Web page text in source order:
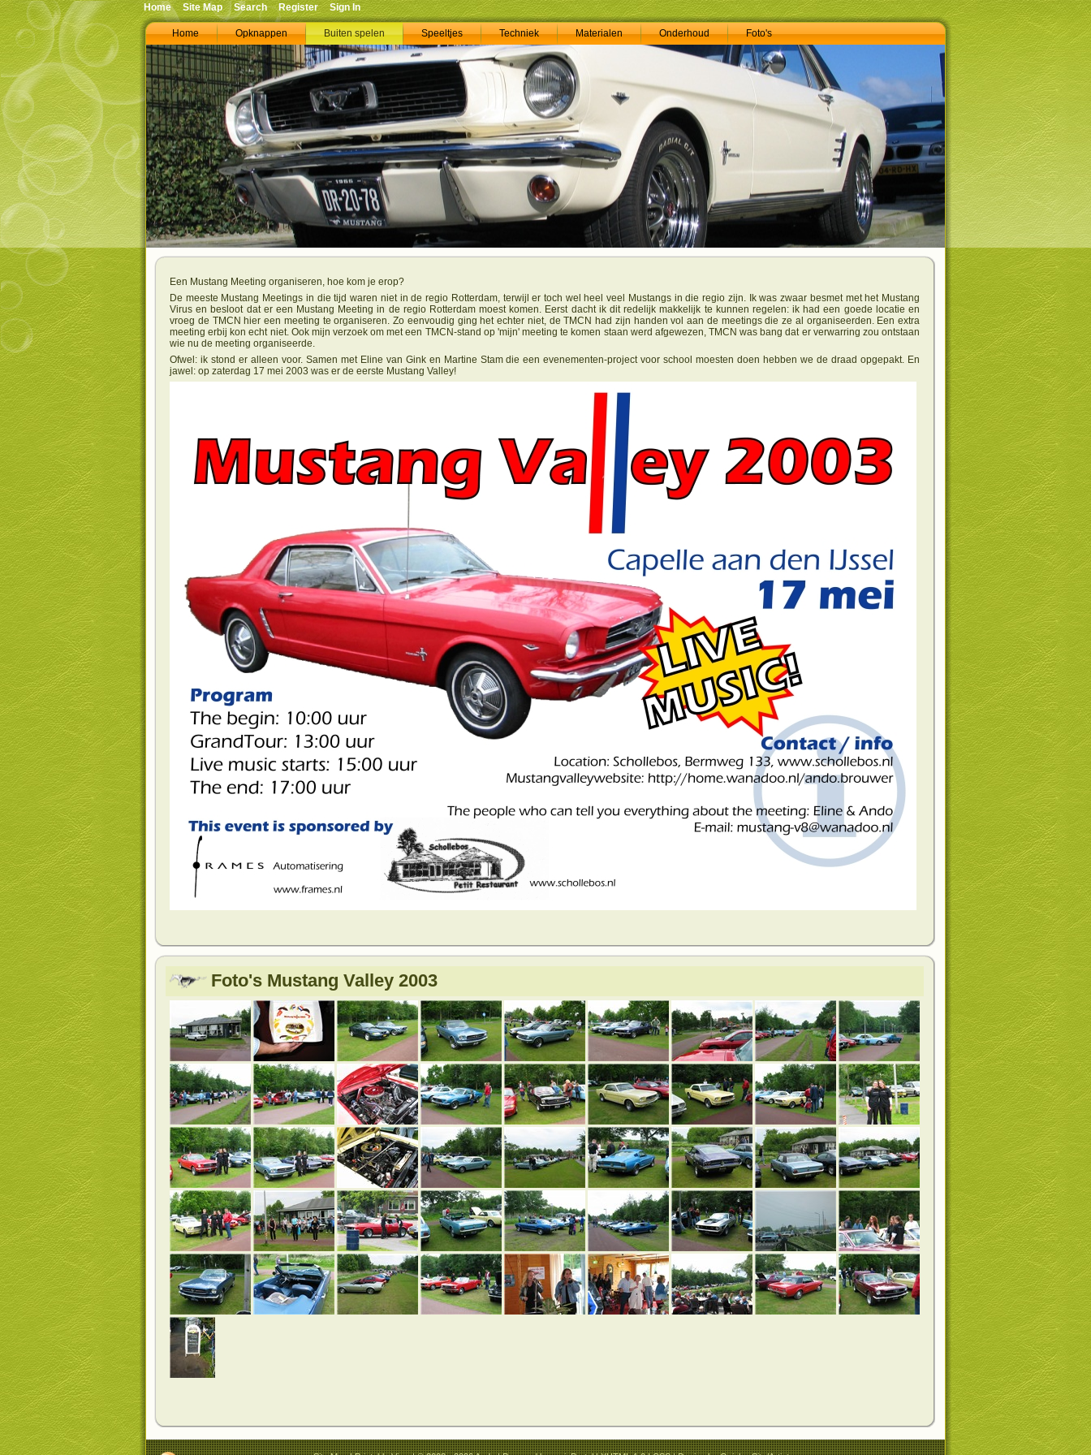
Home Opknappen Buiten spelen Speeltjes Techniek Materialen Onderhoud Foto's
Een Mustang Meeting organiseren, hoe kom je erop?
De meeste Mustang Meetings in die tijd waren niet in de regio Rotterdam, terwijl er toch wel heel veel Mustangs in die regio zijn. Ik was zwaar besmet met het Mustang
Virus en besloot dat er een Mustang Meeting in de regio Rotterdam moest komen. Eerst dacht ik dit redelijk makkelijk te kunnen regelen: ik had een goede locatie en
vroeg de TMCN hier een meeting te organiseren. Zo eenvoudig ging het echter niet, de TMCN had zijn handen vol aan de meetings die ze al organiseerden. Een extra
meeting erbij kon echt niet. Ook mijn verzoek om met een TMCN-stand op 'mijn' meeting te komen staan werd afgewezen, TMCN was bang dat er verwarring zou ontstaan
wie nu de meeting organiseerde.
Ofwel: ik stond er alleen voor. Samen met Eline van Gink en Martine Stam die een evenementen-project voor school moesten doen hebben we de draad opgepakt. En
jawel: op zaterdag 17 mei 2003 was er de eerste Mustang Valley!
Foto's Mustang Valley 2003
Home Site Map Search Register Sign In